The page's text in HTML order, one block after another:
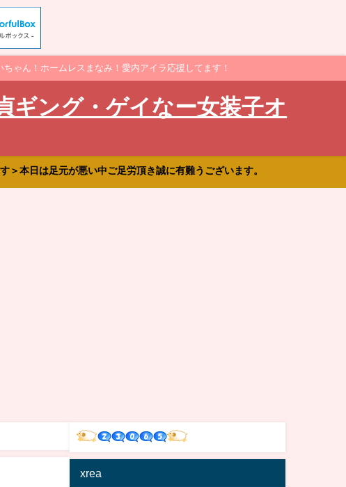
ゃん！ホームレスまなみ！愛内アイラ応援してます！
ギング・ゲイなー女装子オ
本日は足元が悪い中ご足労頂き誠に有難うございます。
xrea